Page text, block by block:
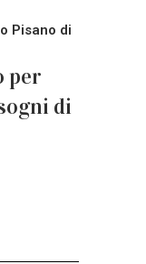
Pisano di
per
di